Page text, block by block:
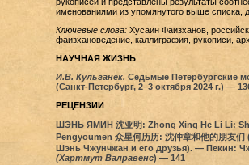
именованиями из упомянутого выше списка,
Ключевые слова: Хусаин Фаизханов,
фаизхановедение, каллиграфия, рукописи,
НАУЧНАЯ ЖИЗНЬ
И.В. Кульганек. Седьмые Петербургские
(Санкт-Петербург, 2–3 октября 2024 г.) —
РЕЦЕНЗИИ
ШЭНЬ ЯМИН 沈亚明: Zhong Xing He Li Li:
Pengyoumen 众星何历历: 沈仲章和他的朋友
Шэнь Чжунчжан и его друзья). — Пекин:
(Хартмут Валравенс) — 141